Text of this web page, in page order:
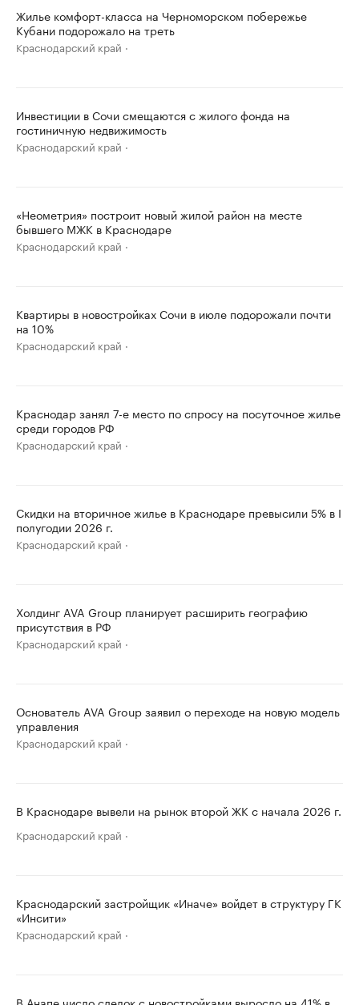
Жилье комфорт-класса на Черноморском побережье
Кубани подорожало на треть
Краснодарский край
Инвестиции в Сочи смещаются с жилого фонда на
гостиничную недвижимость
Краснодарский край
«Неометрия» построит новый жилой район на месте
бывшего МЖК в Краснодаре
Краснодарский край
Квартиры в новостройках Сочи в июле подорожали почти
на 10%
Краснодарский край
Краснодар занял 7-е место по спросу на посуточное жилье
среди городов РФ
Краснодарский край
Скидки на вторичное жилье в Краснодаре превысили 5% в I
полугодии 2026 г.
Краснодарский край
Холдинг AVA Group планирует расширить географию
присутствия в РФ
Краснодарский край
Основатель AVA Group заявил о переходе на новую модель
управления
Краснодарский край
В Краснодаре вывели на рынок второй ЖК с начала 2026 г.
Краснодарский край
Краснодарский застройщик «Иначе» войдет в структуру ГК
«Инсити»
Краснодарский край